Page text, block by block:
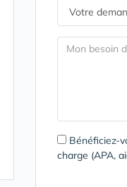
Bénéficiez-
charge (APA,